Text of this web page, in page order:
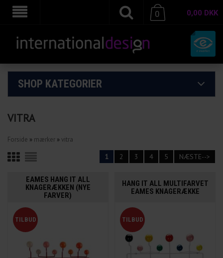
0,00 DKK
0
SHOP KATEGORIER
VITRA
Forside » mærker »vitra
1 2 3 4 5 NÆSTE-->
EAMES HANG IT ALL
KNAGERÆKKEN (NYE
FARVER)
HANG IT ALL MULTIFARVET
EAMES KNAGERÆKKE